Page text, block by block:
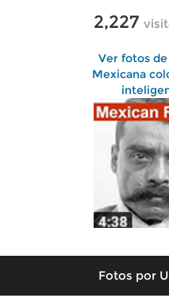
2,227
Ver fotos
Mexicana
Fotos por